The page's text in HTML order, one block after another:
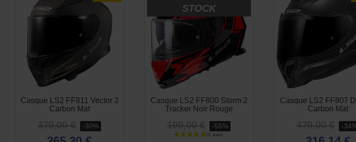
Casque LS2 FF811 Vector 2
Carbon Mat
379,00 € -30%
STOCK
Casque LS2 FF800 Storm 2
Tracker Noir Rouge
199,00 € -55%
Casque LS2 FF807
Carbon Mat
479,00 € -